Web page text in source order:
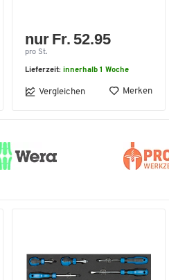
nur Fr. 52.95
pro St.
Lieferzeit: innerhalb 1 Woche
Vergleichen Merken